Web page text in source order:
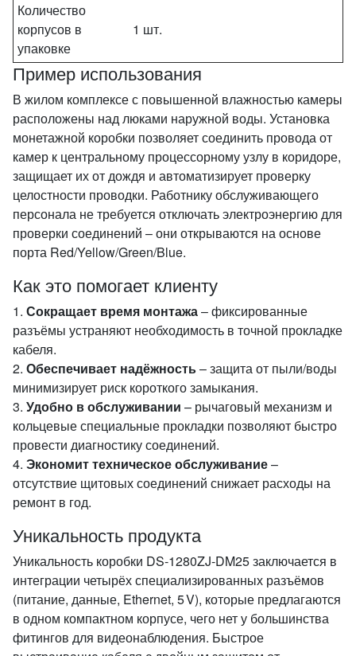
Количество
корпусов в
упаковке
1 шт.
Пример использования
В жилом комплексе с повышенной влажностью камеры
расположены над люками наружной воды. Установка
монетажной коробки позволяет соединить провода от
камер к центральному процессорному узлу в коридоре,
защищает их от дождя и автоматизирует проверку
целостности проводки. Работнику обслуживающего
персонала не требуется отключать электроэнергию для
проверки соединений – они открываются на основе
порта Red/Yellow/Green/Blue.
Как это помогает клиенту
1. Сокращает время монтажа– фиксированные
разъёмы устраняют необходимость в точной прокладке
кабеля.
2. Обеспечивает надёжность– защита от пыли/воды
минимизирует риск короткого замыкания.
3. Удобно в обслуживании – рычаговый механизм и
кольцевые специальные прокладки позволяют быстро
провести диагностику соединений.
4. Экономит техническое обслуживание–
отсутствие щитовых соединений снижает расходы на
ремонт в год.
Уникальность продукта
Уникальность коробки DS‑1280ZJ‑DM25 заключается в
интеграции четырёх специализированных разъёмов
(питание, данные, Ethernet, 5 V), которые предлагаются
в одном компактном корпусе, чего нет у большинства
фитингов для видеонаблюдения. Быстрое